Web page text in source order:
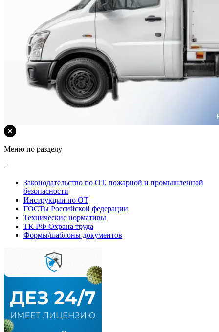
Меню по разделу
+
Законодательство по ОТ, пожарной и промышленной
безопасности
Инструкции по ОТ
ГОСТы Российской федерации
Технические нормативы
ТК РФ Охрана труда
Формы/шаблоны документов